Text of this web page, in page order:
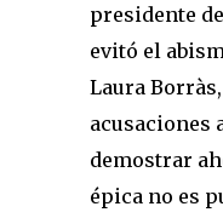
presidente
evitó el
Laura
acusaciones
demostrar
épica no es